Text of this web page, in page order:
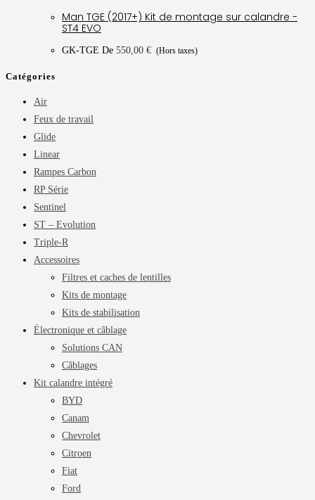
Man TGE (2017+) Kit de montage sur calandre -
ST4 EVO
GK-TGE De 550,00 € (Hors taxes)
Catégories
Air
Feux de travail
Glide
Linear
Rampes Carbon
RP Série
Sentinel
ST – Evolution
Triple-R
Accessoires
Filtres et caches de lentilles
Kits de montage
Kits de stabilisation
Électronique et câblage
Solutions CAN
Câblages
Kit calandre intégré
BYD
Canam
Chevrolet
Citroen
Fiat
Ford